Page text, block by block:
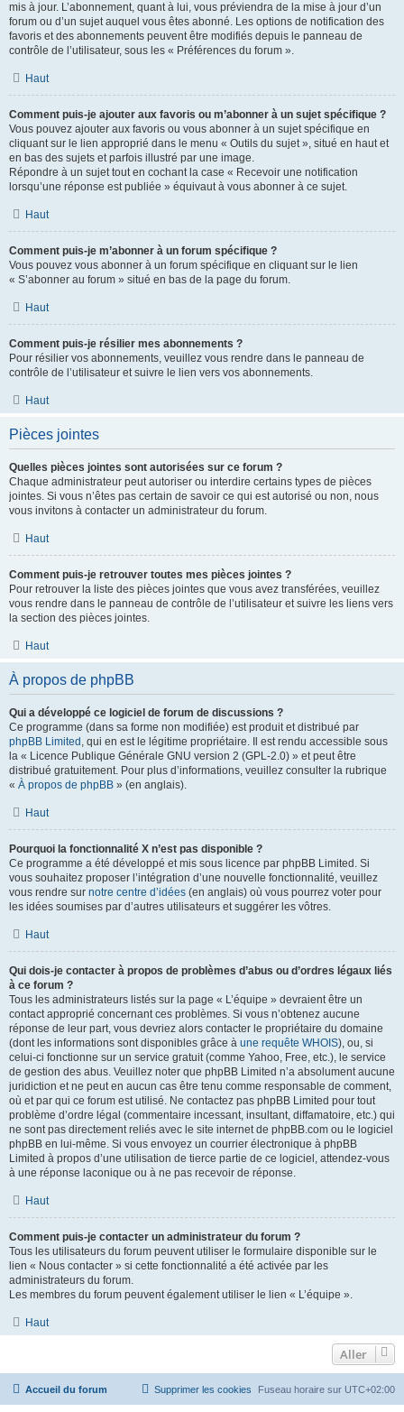
mis à jour. L’abonnement, quant à lui, vous préviendra de la mise à jour d’un
forum ou d’un sujet auquel vous êtes abonné. Les options de notification des
favoris et des abonnements peuvent être modifiés depuis le panneau de
contrôle de l’utilisateur, sous les « Préférences du forum ».
Haut
Comment puis-je ajouter aux favoris ou m’abonner à un sujet spécifique ?
Vous pouvez ajouter aux favoris ou vous abonner à un sujet spécifique en
cliquant sur le lien approprié dans le menu « Outils du sujet », situé en haut et
en bas des sujets et parfois illustré par une image.
Répondre à un sujet tout en cochant la case « Recevoir une notification
lorsqu’une réponse est publiée » équivaut à vous abonner à ce sujet.
Haut
Comment puis-je m’abonner à un forum spécifique ?
Vous pouvez vous abonner à un forum spécifique en cliquant sur le lien
« S’abonner au forum » situé en bas de la page du forum.
Haut
Comment puis-je résilier mes abonnements ?
Pour résilier vos abonnements, veuillez vous rendre dans le panneau de
contrôle de l’utilisateur et suivre le lien vers vos abonnements.
Haut
Pièces jointes
Quelles pièces jointes sont autorisées sur ce forum ?
Chaque administrateur peut autoriser ou interdire certains types de pièces
jointes. Si vous n’êtes pas certain de savoir ce qui est autorisé ou non, nous
vous invitons à contacter un administrateur du forum.
Haut
Comment puis-je retrouver toutes mes pièces jointes ?
Pour retrouver la liste des pièces jointes que vous avez transférées, veuillez
vous rendre dans le panneau de contrôle de l’utilisateur et suivre les liens vers
la section des pièces jointes.
Haut
À propos de phpBB
Qui a développé ce logiciel de forum de discussions ?
Ce programme (dans sa forme non modifiée) est produit et distribué par
phpBB Limited , qui en est le légitime propriétaire. Il est rendu accessible sous
la « Licence Publique Générale GNU version 2 (GPL-2.0) » et peut être
distribué gratuitement. Pour plus d’informations, veuillez consulter la rubrique
« À propos de phpBB » (en anglais).
Haut
Pourquoi la fonctionnalité X n’est pas disponible ?
Ce programme a été développé et mis sous licence par phpBB Limited. Si
vous souhaitez proposer l’intégration d’une nouvelle fonctionnalité, veuillez
vous rendre sur notre centre d’idées (en anglais) où vous pourrez voter pour
les idées soumises par d’autres utilisateurs et suggérer les vôtres.
Haut
Qui dois-je contacter à propos de problèmes d’abus ou d’ordres légaux liés
à ce forum ?
Tous les administrateurs listés sur la page « L’équipe » devraient être un
contact approprié concernant ces problèmes. Si vous n’obtenez aucune
réponse de leur part, vous devriez alors contacter le propriétaire du domaine
(dont les informations sont disponibles grâce à une requête WHOIS), ou, si
celui-ci fonctionne sur un service gratuit (comme Yahoo, Free, etc.), le service
de gestion des abus. Veuillez noter que phpBB Limited n’a absolument aucune
juridiction et ne peut en aucun cas être tenu comme responsable de comment,
où et par qui ce forum est utilisé. Ne contactez pas phpBB Limited pour tout
problème d’ordre légal (commentaire incessant, insultant, diffamatoire, etc.) qui
ne sont pas directement reliés avec le site internet de phpBB.com ou le logiciel
phpBB en lui-même. Si vous envoyez un courrier électronique à phpBB
Limited à propos d’une utilisation de tierce partie de ce logiciel, attendez-vous
à une réponse laconique ou à ne pas recevoir de réponse.
Haut
Comment puis-je contacter un administrateur du forum ?
Tous les utilisateurs du forum peuvent utiliser le formulaire disponible sur le
lien « Nous contacter » si cette fonctionnalité a été activée par les
administrateurs du forum.
Les membres du forum peuvent également utiliser le lien « L’équipe ».
Haut
Aller
Accueil du forum Fuseau horaire sur UTC+02:00
Supprimer les cookies